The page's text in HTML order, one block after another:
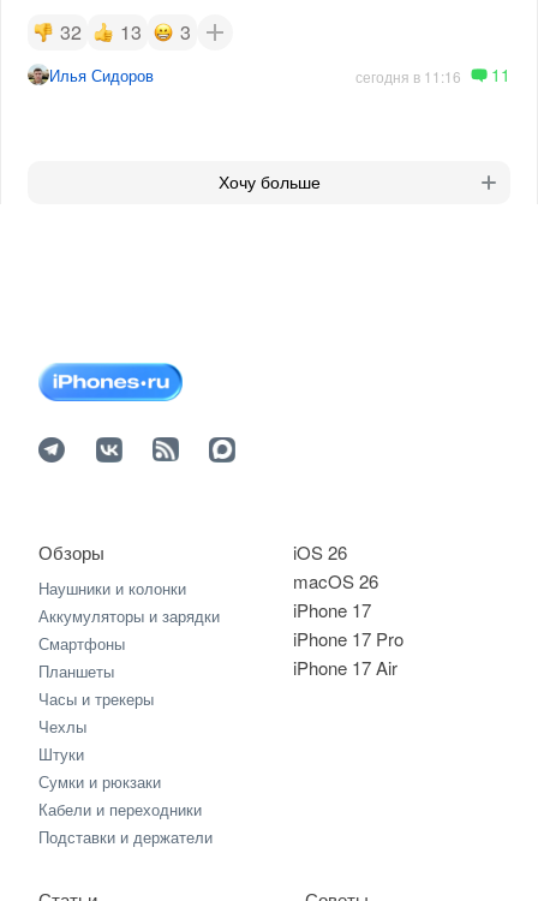
32 13 3
Илья Сидоров сегодня в 11:16 11
Хочу больше
iOS 26
macOS 26
iPhone 17
iPhone 17 Pro
iPhone 17 Air
Обзоры
Наушники и колонки
Аккумуляторы и зарядки
Смартфоны
Планшеты
Часы и трекеры
Чехлы
Штуки
Сумки и рюкзаки
Кабели и переходники
Подставки и держатели